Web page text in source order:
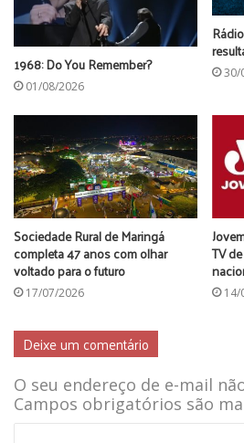
1968: Do You Remember?
01/08/2026
30/
Sociedade Rural de Maringá
completa 47 anos com olhar
voltado para o futuro
17/07/2026
TV
14/
Deixe um comentário
O seu endereço de e-mail
Campos obrigatórios são